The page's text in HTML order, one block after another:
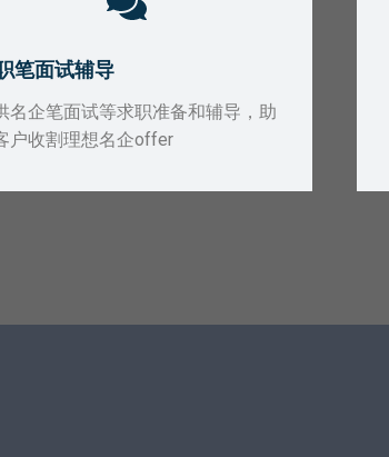
笔面试辅导
名企笔面试等求职准备和辅导，助
户收割理想名企offer